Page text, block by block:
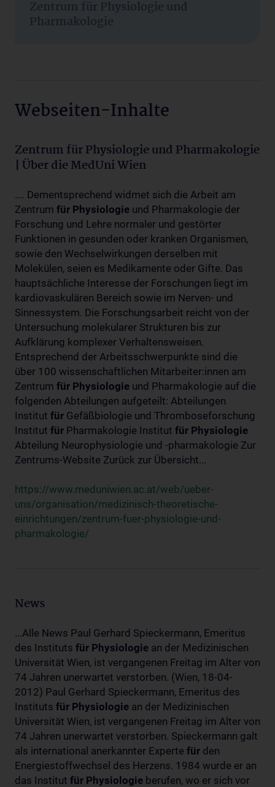
Zentrum für Physiologie und
Pharmakologie
Webseiten-Inhalte
Zentrum für Physiologie und Pharmakologie
| Über die MedUni Wien
.... Dementsprechend widmet sich die Arbeit am
Zentrum für Physiologie und Pharmakologie der
Forschung und Lehre normaler und gestörter
Funktionen in gesunden oder kranken Organismen,
sowie den Wechselwirkungen derselben mit
Molekülen, seien es Medikamente oder Gifte. Das
hauptsächliche Interesse der Forschungen liegt im
kardiovaskulären Bereich sowie im Nerven- und
Sinnessystem. Die Forschungsarbeit reicht von der
Untersuchung molekularer Strukturen bis zur
Aufklärung komplexer Verhaltensweisen.
Entsprechend der Arbeitsschwerpunkte sind die
über 100 wissenschaftlichen Mitarbeiter:innen am
Zentrum für Physiologie und Pharmakologie auf die
folgenden Abteilungen aufgeteilt: Abteilungen
Institut für Gefäßbiologie und Thromboseforschung
Institut für Pharmakologie Institut für Physiologie
Abteilung Neurophysiologie und -pharmakologie Zur
Zentrums-Website Zurück zur Übersicht...
https://www.meduniwien.ac.at/web/ueber-
uns/organisation/medizinisch-theoretische-
einrichtungen/zentrum-fuer-physiologie-und-
pharmakologie/
News
...Alle News Paul Gerhard Spieckermann, Emeritus
des Instituts für Physiologie an der Medizinischen
Universität Wien, ist vergangenen Freitag im Alter von
74 Jahren unerwartet verstorben. (Wien, 18-04-
2012) Paul Gerhard Spieckermann, Emeritus des
Instituts für Physiologie an der Medizinischen
Universität Wien, ist vergangenen Freitag im Alter von
74 Jahren unerwartet verstorben. Spieckermann galt
als international anerkannter Experte für den
Energiestoffwechsel des Herzens. 1984 wurde er an
das Institut für Physiologie berufen, wo er sich vor